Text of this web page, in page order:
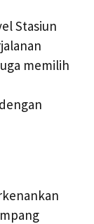
Stasiun
memilih